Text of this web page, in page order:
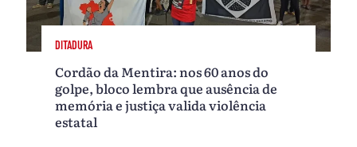
DITADURA
Cordão da Mentira: nos 60 anos do
golpe, bloco lembra que ausência de
memória e justiça valida violência
estatal